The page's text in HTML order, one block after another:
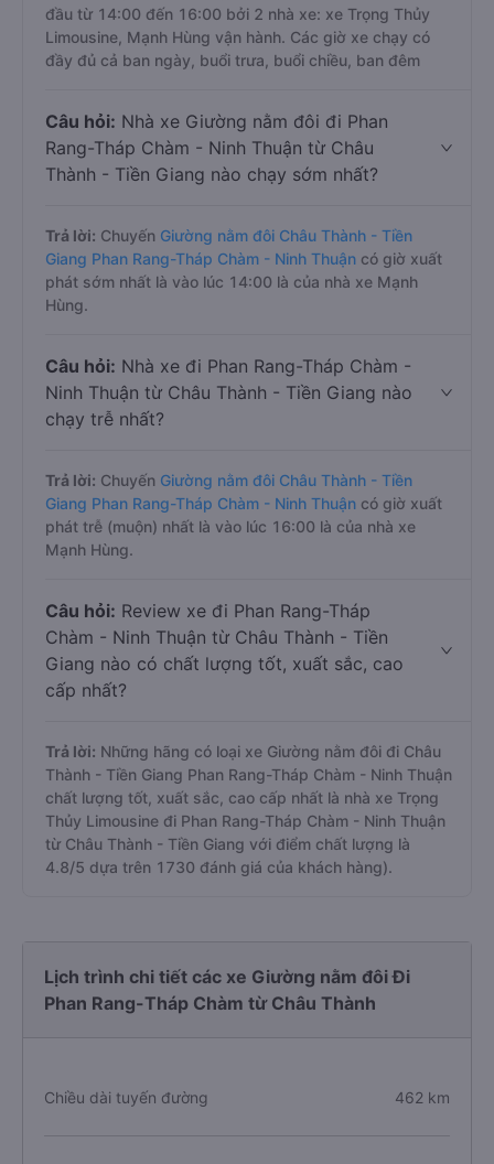
đầu từ 14:00 đến 16:00 bởi 2 nhà xe: xe Trọng Thủy
Limousine, Mạnh Hùng vận hành. Các giờ xe chạy có
đầy đủ cả ban ngày, buổi trưa, buổi chiều, ban đêm
Câu hỏi: Nhà xe Giường nằm đôi đi Phan
Rang-Tháp Chàm - Ninh Thuận từ Châu
Thành - Tiền Giang nào chạy sớm nhất?
Trả lời: Chuyến Giường nằm đôi Châu Thành - Tiền
Giang Phan Rang-Tháp Chàm - Ninh Thuận có giờ xuất
phát sớm nhất là vào lúc 14:00 là của nhà xe Mạnh
Hùng.
Câu hỏi: Nhà xe đi Phan Rang-Tháp Chàm -
Ninh Thuận từ Châu Thành - Tiền Giang nào
chạy trễ nhất?
Trả lời: Chuyến Giường nằm đôi Châu Thành - Tiền
Giang Phan Rang-Tháp Chàm - Ninh Thuận có giờ xuất
phát trễ (muộn) nhất là vào lúc 16:00 là của nhà xe
Mạnh Hùng.
Câu hỏi: Review xe đi Phan Rang-Tháp
Chàm - Ninh Thuận từ Châu Thành - Tiền
Giang nào có chất lượng tốt, xuất sắc, cao
cấp nhất?
Trả lời: Những hãng có loại xe Giường nằm đôi đi Châu
Thành - Tiền Giang Phan Rang-Tháp Chàm - Ninh Thuận
chất lượng tốt, xuất sắc, cao cấp nhất là nhà xe Trọng
Thủy Limousine đi Phan Rang-Tháp Chàm - Ninh Thuận
từ Châu Thành - Tiền Giang với điểm chất lượng là
4.8/5 dựa trên 1730 đánh giá của khách hàng).
Lịch trình chi tiết các xe Giường nằm đôi Đi
Phan Rang-Tháp Chàm từ Châu Thành
Chiều dài tuyến đường 462 km